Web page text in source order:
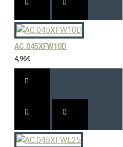
AC.045XFW10D
4,96€